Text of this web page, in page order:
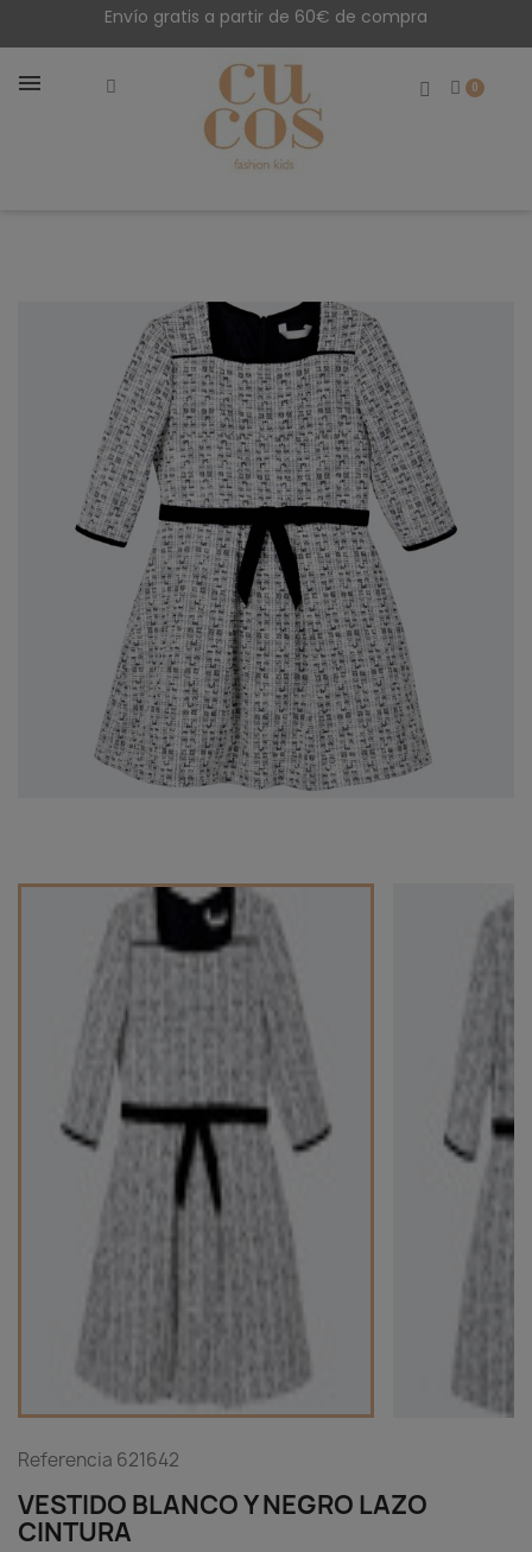
Envío gratis a partir de 60€ de compra
Referencia 621642
VESTIDO BLANCO Y NEGRO LAZO
CINTURA